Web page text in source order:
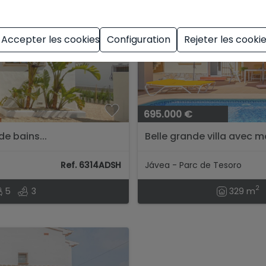
bains...
Ref. 6314ADSH
5 3
695.000 €
Belle grande villa avec
Jávea - Parc de Tesoro
329 m2
Accepter les cookies Configuration Rejeter les